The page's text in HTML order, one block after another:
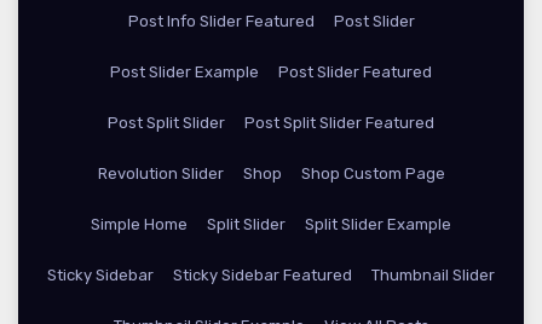
Post Info Slider Featured Post Slider
Post Slider Example Post Slider Featured
Post Split Slider Post Split Slider Featured
Revolution Slider Shop Shop Custom Page
Simple Home Split Slider Split Slider Example
Sticky Sidebar Sticky Sidebar Featured Thumbnail Slider